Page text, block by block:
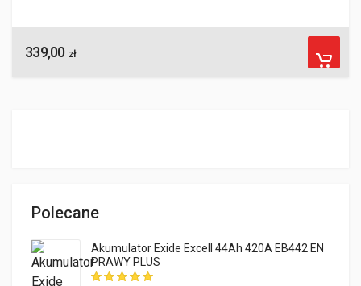
339,00 zł
Polecane
Akumulator Exide Excell 44Ah 420A EB442 EN
PRAWY PLUS